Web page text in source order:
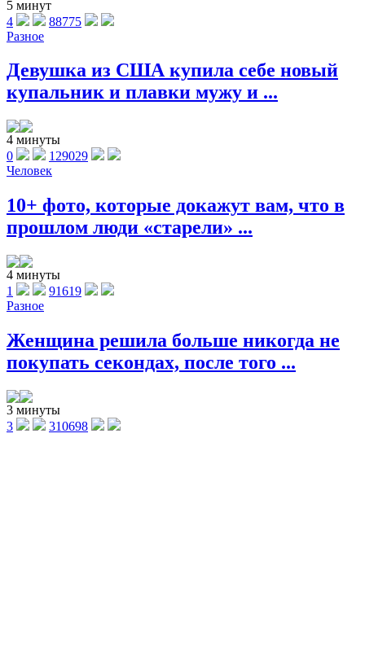
5 минут
4
88775
Разное
Девушка из США купила себе новый
купальник и плавки мужу и ...
4 минуты
0
129029
Человек
10+ фото, которые докажут вам, что в
прошлом люди «старели» ...
4 минуты
1
91619
Разное
Женщина решила больше никогда не
покупать секондах, после того ...
3 минуты
3
310698